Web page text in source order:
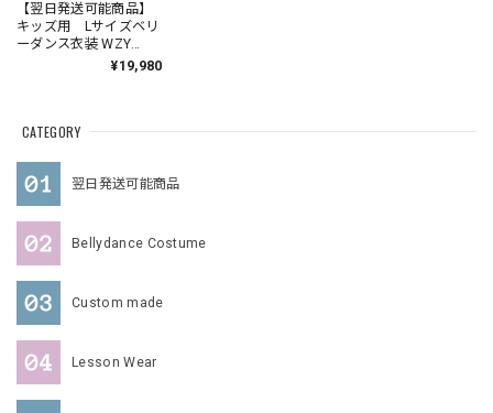
CATEGORY
翌日発送可能商品
Bellydance Costume
Custom made
Lesson Wear
【翌日発送可能商品】
キッズ用 Lサイズベリ
ーダンス衣装 WZY
¥19,980